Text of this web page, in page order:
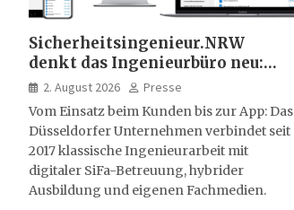
Sicherheitsingenieur.NRW
denkt das Ingenieurbüro neu:
HSE-Beratung wird digital,
hybrid und multimedial
2. August 2026
Presse
Vom Einsatz beim Kunden bis zur App: Das
Düsseldorfer Unternehmen verbindet seit
2017 klassische Ingenieurarbeit mit
digitaler SiFa-Betreuung, hybrider
Ausbildung und eigenen Fachmedien.